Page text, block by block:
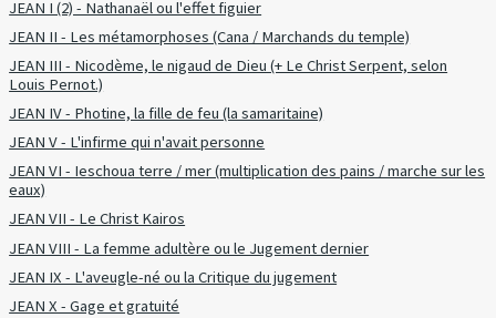
JEAN I (2) - Nathanaël ou l'effet figuier
JEAN II - Les métamorphoses (Cana / Marchands du temple)
JEAN III - Nicodème, le nigaud de Dieu (+ Le Christ Serpent, selon
Louis Pernot.)
JEAN IV - Photine, la fille de feu (la samaritaine)
JEAN V - L'infirme qui n'avait personne
JEAN VI - Ieschoua terre / mer (multiplication des pains / marche sur les
eaux)
JEAN VII - Le Christ Kairos
JEAN VIII - La femme adultère ou le Jugement dernier
JEAN IX - L'aveugle-né ou la Critique du jugement
JEAN X - Gage et gratuité